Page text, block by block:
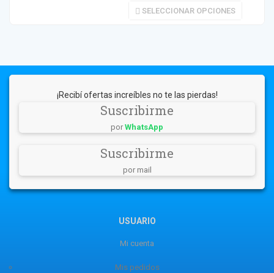
SELECCIONAR OPCIONES
¡Recibí ofertas increíbles no te las pierdas!
Suscribirme
por WhatsApp
Suscribirme
por mail
USUARIO
Mi cuenta
Mis pedidos